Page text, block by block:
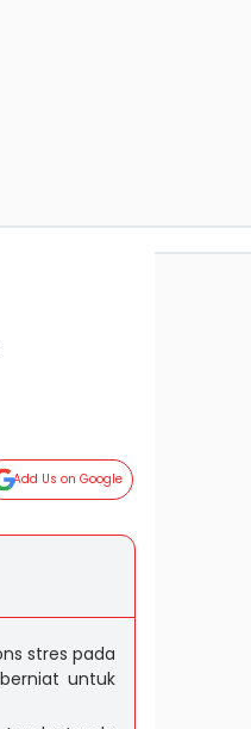
Add Us on Google
stres pada
untuk